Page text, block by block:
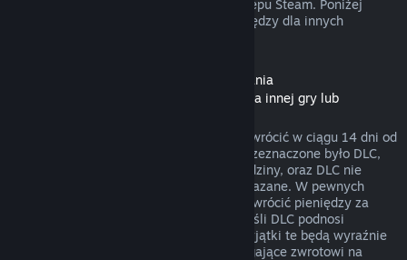
godziny, dotyczy gier i programów ze Sklepu Steam. Poniżej
znajduje się opis działania zwrotów pieniędzy dla innych
Zwroty pieniędzy dla zawartości do pobrania
(zawartości ze Sklepu Steam dostępnej dla innej gry lub
DLC zakupione w Sklepie Steam można zwrócić w ciągu 14 dni od
daty zakupu, jeśli produkt, dla którego przeznaczone było DLC,
był uruchamiany przez mniej niż dwie godziny, oraz DLC nie
zostało zużyte, zmodyfikowane lub przekazane. W pewnych
przypadkach Steam nie będzie w stanie zwrócić pieniędzy za
niektóre DLC firm trzecich (na przykład jeśli DLC podnosi
nieodwracalnie poziom postaci z gry). Wyjątki te będą wyraźnie
oznaczone przed zakupem jako niepodlegające zwrotowi na